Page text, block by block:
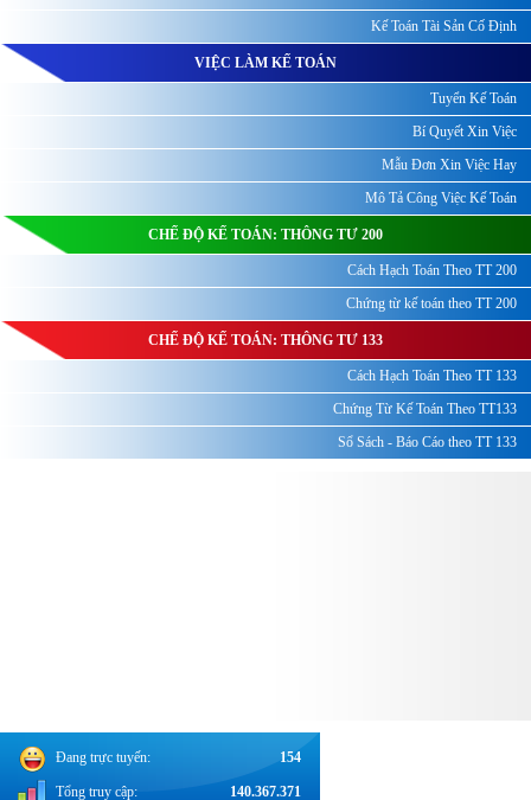
Kế Toán Tài Sản Cố Định
VIỆC LÀM KẾ TOÁN
Tuyển Kế Toán
Bí Quyết Xin Việc
Mẫu Đơn Xin Việc Hay
Mô Tả Công Việc Kế Toán
CHẾ ĐỘ KẾ TOÁN: THÔNG TƯ 200
Cách Hạch Toán Theo TT 200
Chứng từ kế toán theo TT 200
CHẾ ĐỘ KẾ TOÁN: THÔNG TƯ 133
Cách Hạch Toán Theo TT 133
Chứng Từ Kế Toán Theo TT133
Sổ Sách - Báo Cáo theo TT 133
Đang trực tuyến: 154
Tổng truy cập: 140.367.371